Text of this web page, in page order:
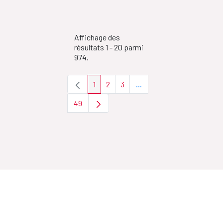
Affichage des
résultats 1 - 20 parmi
974.
Page
1 Page
2 Page
3 ...Pages intermédiaires
Page
49